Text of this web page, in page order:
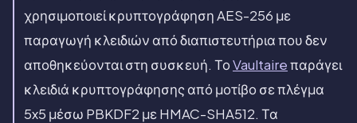
χρησιμοποιεί κρυπτογράφηση AES-256 με
παραγωγή κλειδιών από διαπιστευτήρια που δεν
αποθηκεύονται στη συσκευή. ΤοVaultaireπαράγει
κλειδιά κρυπτογράφησης από μοτίβο σε πλέγμα
5x5 μέσω PBKDF2 με HMAC-SHA512. Τα